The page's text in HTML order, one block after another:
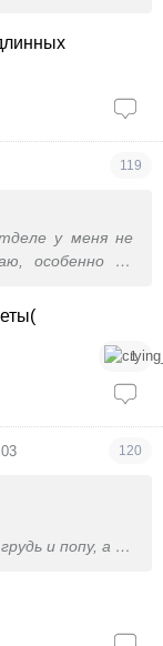
нужно.
покупает,
119
у меня не
особенно на
такое
1
120
и попу, а не